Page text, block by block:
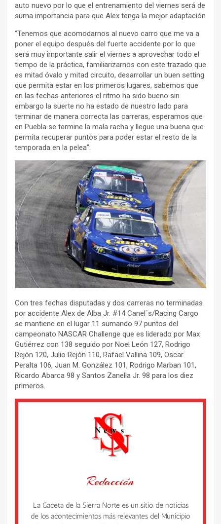
auto nuevo por lo que el entrenamiento del viernes será de
suma importancia para que Alex tenga la mejor adaptación
“Tenemos que acomodarnos al nuevo carro que me va a
poner el equipo después del fuerte accidente por lo que
será muy importante salir el viernes a aprovechar todo el
tiempo de la práctica, familiarizarnos con este trazado que
es mitad óvalo y mitad circuito, desarrollar un buen setting
que permita estar en los primeros lugares, sabemos que
en las fechas anteriores el ritmo ha sido bueno sin
embargo la suerte no ha estado de nuestro lado para
terminar de manera correcta las carreras, esperamos que
en Puebla se termine la mala racha y llegue una buena que
permita recuperar puntos para poder estar el resto de la
temporada en la pelea”.
Con tres fechas disputadas y dos carreras no terminadas
por accidente Alex de Alba Jr. #14 Canel´s/Racing Cargo
se mantiene en el lugar 11 sumando 97 puntos del
campeonato NASCAR Challenge que es liderado por Max
Gutiérrez con 138 seguido por Noel León 127, Rodrigo
Rejón 120, Julio Rejón 110, Rafael Vallina 109, Oscar
Peralta 106, Juan M. González 101, Rodrigo Marban 101,
Ricardo Abarca 98 y Santos Zanella Jr. 98 para los diez
primeros.
Redacción
La Gaceta de la Sierra Norte es un sitio de noticias
de los acontecimientos más relevantes del Municipio